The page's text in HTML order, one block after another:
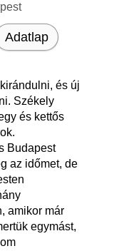
Adatlap
és új
Székely
és kettős
Budapest
az időmet, de
amikor már
egymást,